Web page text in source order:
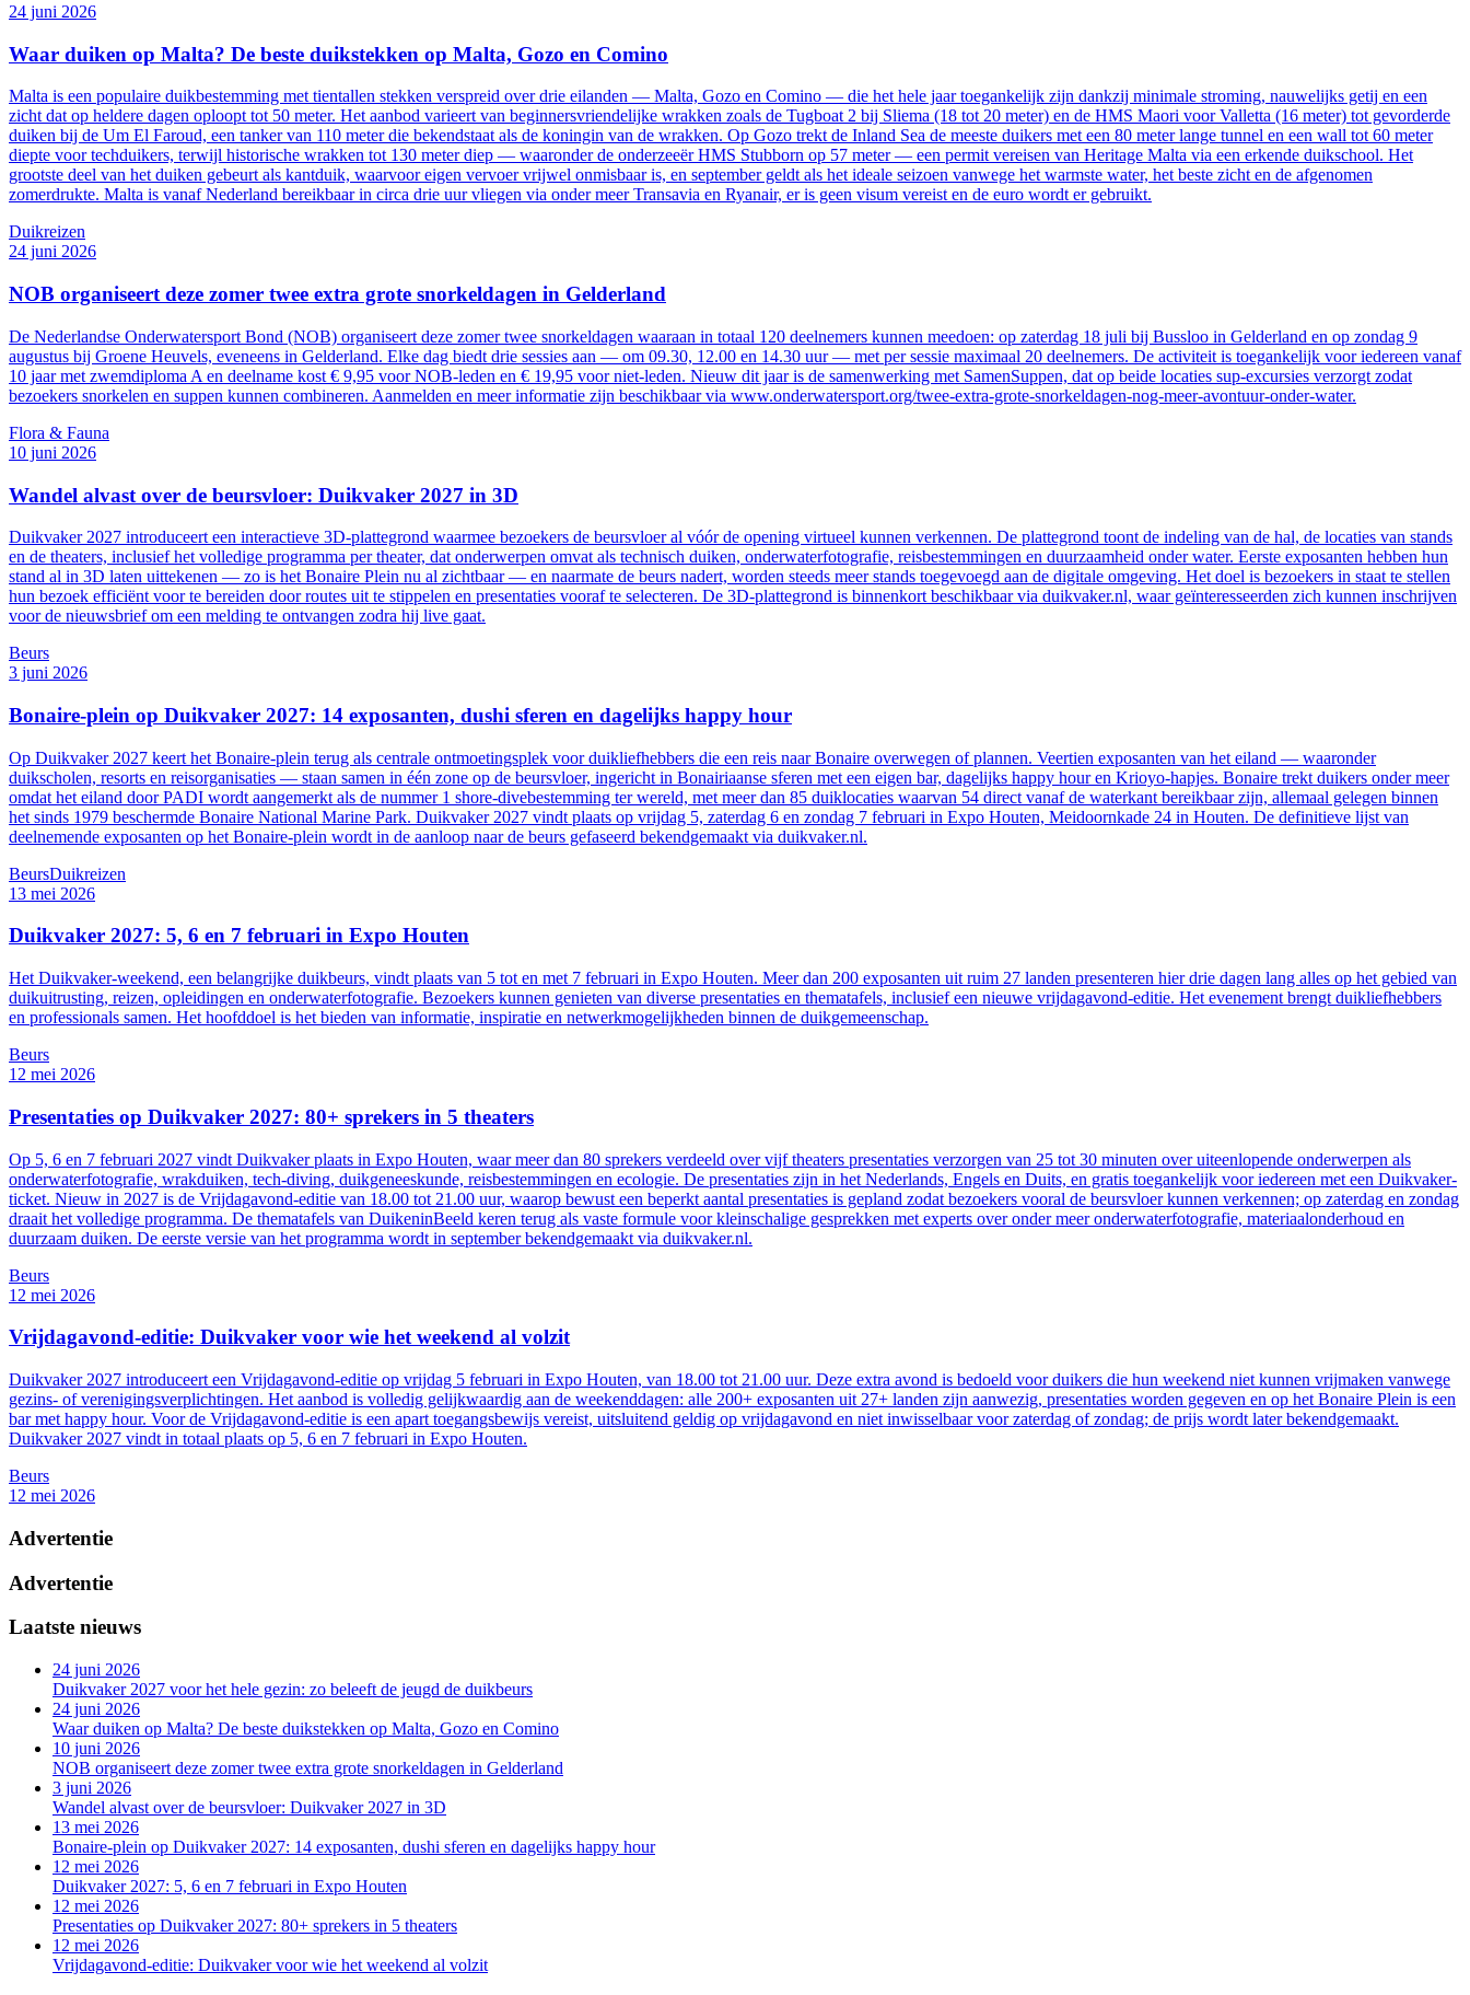
24 juni 2026
Waar duiken op Malta? De beste duikstekken op Malta, Gozo en Comino
Malta is een populaire duikbestemming met tientallen stekken verspreid over drie eilanden — Malta, Gozo en Comino — die het hele jaar toegankelijk zijn dankzij minimale stroming, nauwelijks getij en een
zicht dat op heldere dagen oploopt tot 50 meter. Het aanbod varieert van beginnersvriendelijke wrakken zoals de Tugboat 2 bij Sliema (18 tot 20 meter) en de HMS Maori voor Valletta (16 meter) tot gevorderde
duiken bij de Um El Faroud, een tanker van 110 meter die bekendstaat als de koningin van de wrakken. Op Gozo trekt de Inland Sea de meeste duikers met een 80 meter lange tunnel en een wall tot 60 meter
diepte voor techduikers, terwijl historische wrakken tot 130 meter diep — waaronder de onderzeeër HMS Stubborn op 57 meter — een permit vereisen van Heritage Malta via een erkende duikschool. Het
grootste deel van het duiken gebeurt als kantduik, waarvoor eigen vervoer vrijwel onmisbaar is, en september geldt als het ideale seizoen vanwege het warmste water, het beste zicht en de afgenomen
zomerdrukte. Malta is vanaf Nederland bereikbaar in circa drie uur vliegen via onder meer Transavia en Ryanair, er is geen visum vereist en de euro wordt er gebruikt.
Duikreizen
24 juni 2026
NOB organiseert deze zomer twee extra grote snorkeldagen in Gelderland
De Nederlandse Onderwatersport Bond (NOB) organiseert deze zomer twee snorkeldagen waaraan in totaal 120 deelnemers kunnen meedoen: op zaterdag 18 juli bij Bussloo in Gelderland en op zondag 9
augustus bij Groene Heuvels, eveneens in Gelderland. Elke dag biedt drie sessies aan — om 09.30, 12.00 en 14.30 uur — met per sessie maximaal 20 deelnemers. De activiteit is toegankelijk voor iedereen vanaf
10 jaar met zwemdiploma A en deelname kost € 9,95 voor NOB-leden en € 19,95 voor niet-leden. Nieuw dit jaar is de samenwerking met SamenSuppen, dat op beide locaties sup-excursies verzorgt zodat
bezoekers snorkelen en suppen kunnen combineren. Aanmelden en meer informatie zijn beschikbaar via www.onderwatersport.org/twee-extra-grote-snorkeldagen-nog-meer-avontuur-onder-water.
Flora & Fauna
10 juni 2026
Wandel alvast over de beursvloer: Duikvaker 2027 in 3D
Duikvaker 2027 introduceert een interactieve 3D-plattegrond waarmee bezoekers de beursvloer al vóór de opening virtueel kunnen verkennen. De plattegrond toont de indeling van de hal, de locaties van stands
en de theaters, inclusief het volledige programma per theater, dat onderwerpen omvat als technisch duiken, onderwaterfotografie, reisbestemmingen en duurzaamheid onder water. Eerste exposanten hebben hun
stand al in 3D laten uittekenen — zo is het Bonaire Plein nu al zichtbaar — en naarmate de beurs nadert, worden steeds meer stands toegevoegd aan de digitale omgeving. Het doel is bezoekers in staat te stellen
hun bezoek efficiënt voor te bereiden door routes uit te stippelen en presentaties vooraf te selecteren. De 3D-plattegrond is binnenkort beschikbaar via duikvaker.nl, waar geïnteresseerden zich kunnen inschrijven
voor de nieuwsbrief om een melding te ontvangen zodra hij live gaat.
Beurs
3 juni 2026
Bonaire-plein op Duikvaker 2027: 14 exposanten, dushi sferen en dagelijks happy hour
Op Duikvaker 2027 keert het Bonaire-plein terug als centrale ontmoetingsplek voor duikliefhebbers die een reis naar Bonaire overwegen of plannen. Veertien exposanten van het eiland — waaronder
duikscholen, resorts en reisorganisaties — staan samen in één zone op de beursvloer, ingericht in Bonairiaanse sferen met een eigen bar, dagelijks happy hour en Krioyo-hapjes. Bonaire trekt duikers onder meer
omdat het eiland door PADI wordt aangemerkt als de nummer 1 shore-divebestemming ter wereld, met meer dan 85 duiklocaties waarvan 54 direct vanaf de waterkant bereikbaar zijn, allemaal gelegen binnen
het sinds 1979 beschermde Bonaire National Marine Park. Duikvaker 2027 vindt plaats op vrijdag 5, zaterdag 6 en zondag 7 februari in Expo Houten, Meidoornkade 24 in Houten. De definitieve lijst van
deelnemende exposanten op het Bonaire-plein wordt in de aanloop naar de beurs gefaseerd bekendgemaakt via duikvaker.nl.
BeursDuikreizen
13 mei 2026
Duikvaker 2027: 5, 6 en 7 februari in Expo Houten
Het Duikvaker-weekend, een belangrijke duikbeurs, vindt plaats van 5 tot en met 7 februari in Expo Houten. Meer dan 200 exposanten uit ruim 27 landen presenteren hier drie dagen lang alles op het gebied van
duikuitrusting, reizen, opleidingen en onderwaterfotografie. Bezoekers kunnen genieten van diverse presentaties en thematafels, inclusief een nieuwe vrijdagavond-editie. Het evenement brengt duikliefhebbers
en professionals samen. Het hoofddoel is het bieden van informatie, inspiratie en netwerkmogelijkheden binnen de duikgemeenschap.
Beurs
12 mei 2026
Presentaties op Duikvaker 2027: 80+ sprekers in 5 theaters
Op 5, 6 en 7 februari 2027 vindt Duikvaker plaats in Expo Houten, waar meer dan 80 sprekers verdeeld over vijf theaters presentaties verzorgen van 25 tot 30 minuten over uiteenlopende onderwerpen als
onderwaterfotografie, wrakduiken, tech-diving, duikgeneeskunde, reisbestemmingen en ecologie. De presentaties zijn in het Nederlands, Engels en Duits, en gratis toegankelijk voor iedereen met een Duikvaker-
ticket. Nieuw in 2027 is de Vrijdagavond-editie van 18.00 tot 21.00 uur, waarop bewust een beperkt aantal presentaties is gepland zodat bezoekers vooral de beursvloer kunnen verkennen; op zaterdag en zondag
draait het volledige programma. De thematafels van DuikeninBeeld keren terug als vaste formule voor kleinschalige gesprekken met experts over onder meer onderwaterfotografie, materiaalonderhoud en
duurzaam duiken. De eerste versie van het programma wordt in september bekendgemaakt via duikvaker.nl.
Beurs
12 mei 2026
Vrijdagavond-editie: Duikvaker voor wie het weekend al volzit
Duikvaker 2027 introduceert een Vrijdagavond-editie op vrijdag 5 februari in Expo Houten, van 18.00 tot 21.00 uur. Deze extra avond is bedoeld voor duikers die hun weekend niet kunnen vrijmaken vanwege
gezins- of verenigingsverplichtingen. Het aanbod is volledig gelijkwaardig aan de weekenddagen: alle 200+ exposanten uit 27+ landen zijn aanwezig, presentaties worden gegeven en op het Bonaire Plein is een
bar met happy hour. Voor de Vrijdagavond-editie is een apart toegangsbewijs vereist, uitsluitend geldig op vrijdagavond en niet inwisselbaar voor zaterdag of zondag; de prijs wordt later bekendgemaakt.
Duikvaker 2027 vindt in totaal plaats op 5, 6 en 7 februari in Expo Houten.
Beurs
12 mei 2026
Advertentie
Advertentie
Laatste nieuws
24 juni 2026
Duikvaker 2027 voor het hele gezin: zo beleeft de jeugd de duikbeurs
24 juni 2026
Waar duiken op Malta? De beste duikstekken op Malta, Gozo en Comino
10 juni 2026
NOB organiseert deze zomer twee extra grote snorkeldagen in Gelderland
3 juni 2026
Wandel alvast over de beursvloer: Duikvaker 2027 in 3D
13 mei 2026
Bonaire-plein op Duikvaker 2027: 14 exposanten, dushi sferen en dagelijks happy hour
12 mei 2026
Duikvaker 2027: 5, 6 en 7 februari in Expo Houten
12 mei 2026
Presentaties op Duikvaker 2027: 80+ sprekers in 5 theaters
12 mei 2026
Vrijdagavond-editie: Duikvaker voor wie het weekend al volzit